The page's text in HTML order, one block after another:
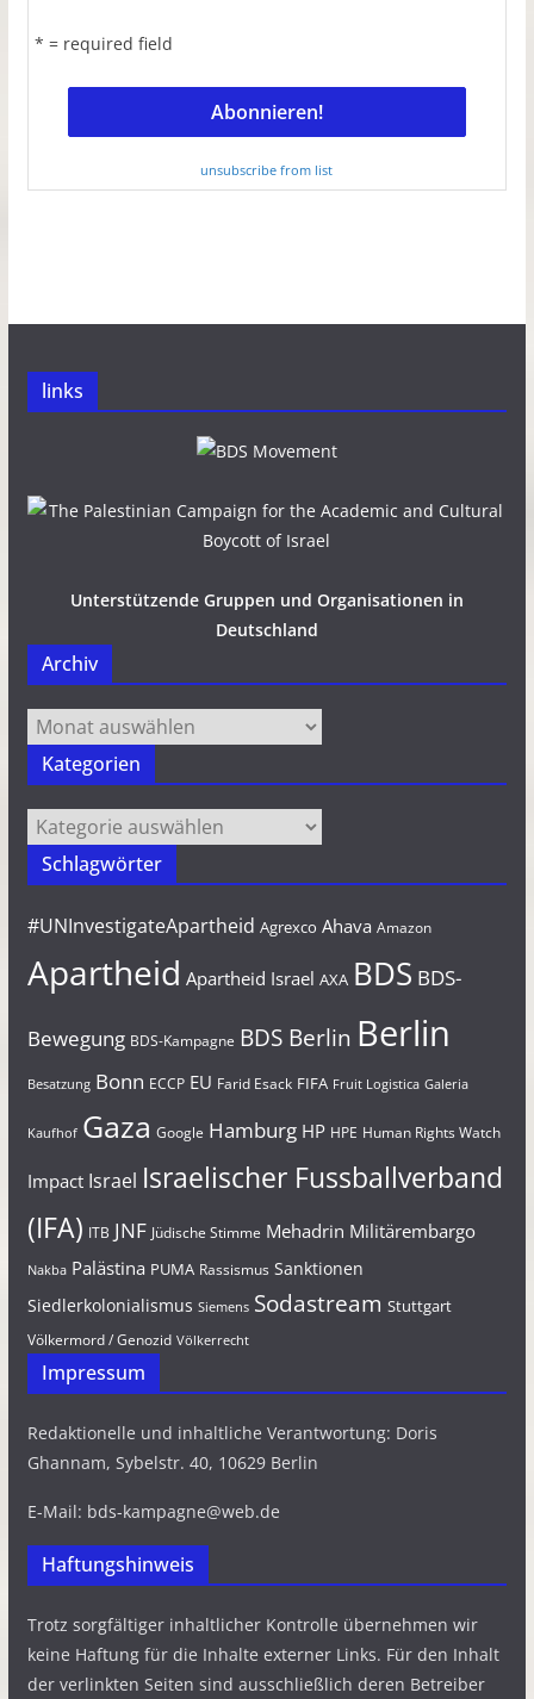
* = required field
unsubscribe from list
links
Unterstützende Gruppen und Organisationen in
Deutschland
Archiv
Archiv
Kategorien
Kategorien
Schlagwörter
#UNInvestigateApartheid Agrexco Ahava Amazon
Apartheid Apartheid Israel AXA BDS BDS-
Bewegung BDS-Kampagne BDS Berlin Berlin
Besatzung Bonn ECCP EU Farid Esack FIFA Fruit Logistica Galeria
Kaufhof Gaza Google Hamburg HP HPE Human Rights Watch
Impact Israel Israelischer Fussballverband
(IFA) ITB JNF Jüdische Stimme Mehadrin Militärembargo
Nakba Palästina PUMA Rassismus Sanktionen
Siedlerkolonialismus Siemens Sodastream Stuttgart
Völkermord / Genozid Völkerrecht
Impressum
Redaktionelle und inhaltliche Verantwortung: Doris
Ghannam, Sybelstr. 40, 10629 Berlin
E-Mail: bds-kampagne@web.de
Haftungshinweis
Trotz sorgfältiger inhaltlicher Kontrolle übernehmen wir
keine Haftung für die Inhalte externer Links. Für den Inhalt
der verlinkten Seiten sind ausschließlich deren Betreiber